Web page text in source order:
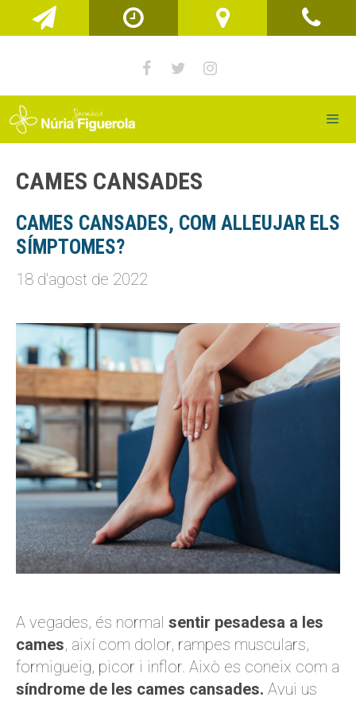
al
CAMES CANSADES
CAMES CANSADES, COM ALLEUJAR ELS
SÍMPTOMES?
18 d'agost de 2022
A vegades, és normal sentir pesadesa a les
cames, així com dolor, rampes musculars,
formigueig, picor i inflor. Això es coneix com a
síndrome de les cames cansades. Avui us